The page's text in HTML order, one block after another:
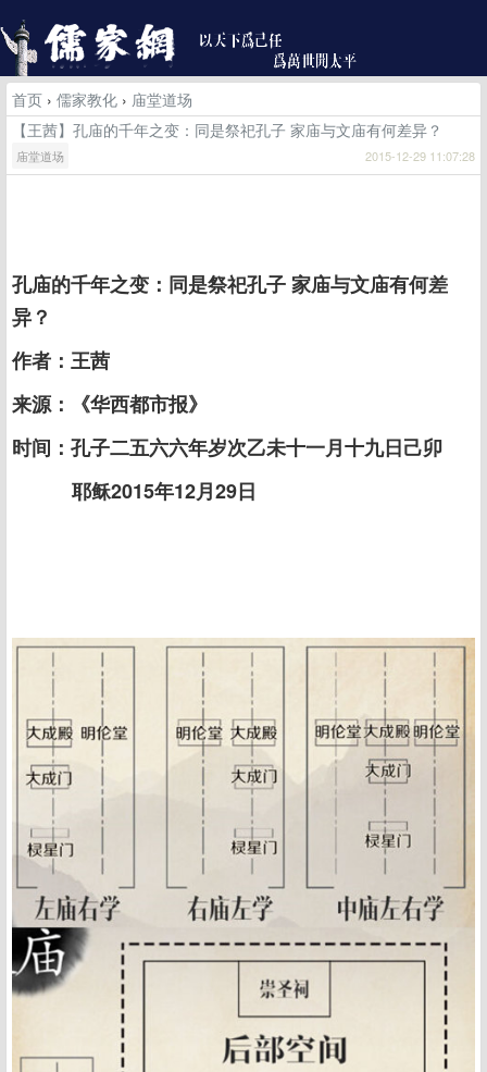
首页 › 儒家教化 › 庙堂道场
【王茜】孔庙的千年之变：同是祭祀孔子 家庙与文庙有何差异？
庙堂道场 2015-12-29 11:07:28
孔庙的千年之变：同是祭祀孔子 家庙与文庙有何差
异？
作者：王茜
来源：《华西都市报》
时间：孔子二五六六年岁次乙未十一月十九日己卯
耶稣2015年12月29日